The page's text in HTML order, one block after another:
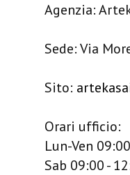
Agenzia:
Sede: Via
Sito:
Orari ufficio:
Lun-Ven
Sab 09:00 -